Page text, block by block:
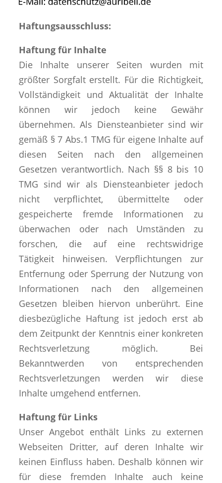
Haftungsausschluss:
Haftung für Inhalte
Die Inhalte unserer Seiten wurden mit
größter Sorgfalt erstellt. Für die Richtigkeit,
Vollständigkeit und Aktualität der Inhalte
können wir jedoch keine Gewähr
übernehmen. Als Diensteanbieter sind wir
gemäß § 7 Abs.1 TMG für eigene Inhalte auf
diesen Seiten nach den allgemeinen
Gesetzen verantwortlich. Nach §§ 8 bis 10
TMG sind wir als Diensteanbieter jedoch
nicht verpflichtet, übermittelte oder
gespeicherte fremde Informationen zu
überwachen oder nach Umständen zu
forschen, die auf eine rechtswidrige
Tätigkeit hinweisen. Verpflichtungen zur
Entfernung oder Sperrung der Nutzung von
Informationen nach den allgemeinen
Gesetzen bleiben hiervon unberührt. Eine
diesbezügliche Haftung ist jedoch erst ab
dem Zeitpunkt der Kenntnis einer konkreten
Rechtsverletzung möglich. Bei
Bekanntwerden von entsprechenden
Rechtsverletzungen werden wir diese
Inhalte umgehend entfernen.
Haftung für Links
Unser Angebot enthält Links zu externen
Webseiten Dritter, auf deren Inhalte wir
keinen Einfluss haben. Deshalb können wir
für diese fremden Inhalte auch keine